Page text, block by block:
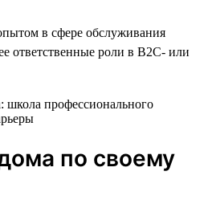
в сфере обслуживания
ответственные роли в B2C- или
по своему